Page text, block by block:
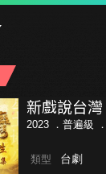
新戲說台
2023 ． 普遍級
類型 台劇